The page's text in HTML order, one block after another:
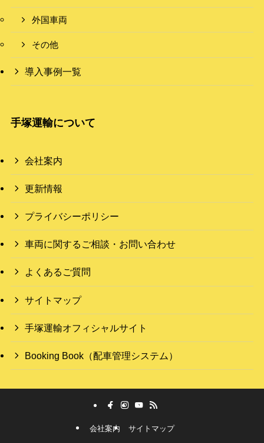
外国車両
その他
導入事例一覧
手塚運輸について
会社案内
更新情報
プライバシーポリシー
車両に関するご相談・お問い合わせ
よくあるご質問
サイトマップ
手塚運輸オフィシャルサイト
Booking Book（配車管理システム）
会社案内 サイトマップ